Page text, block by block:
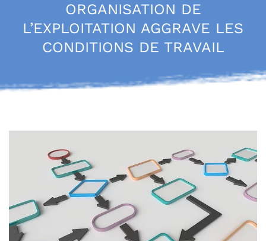
ORGANISATION DE
L’EXPLOITATION AGGRAVE LES
CONDITIONS DE TRAVAIL